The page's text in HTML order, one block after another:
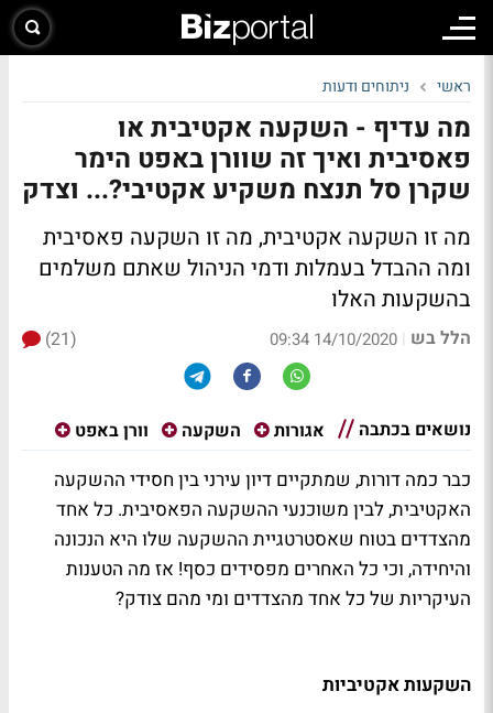
ראשי ניתוחים ודעות
מה עדיף - השקעה אקטיבית או
פאסיבית ואיך זה שוורן באפט הימר
שקרן סל תנצח משקיע אקטיבי?... וצדק
מה זו השקעה אקטיבית, מה זו השקעה פאסיבית
ומה ההבדל בעמלות ודמי הניהול שאתם משלמים
בהשקעות האלו
הלל בש |
14/10/2020 09:34
(21)
נושאים בכתבה אגורות השקעה וורן באפט
כבר כמה דורות, שמתקיים דיון עירני בין חסידי ההשקעה
האקטיבית, לבין משוכנעי ההשקעה הפאסיבית. כל אחד
מהצדדים בטוח שאסטרטגיית ההשקעה שלו היא הנכונה
והיחידה, וכי כל האחרים מפסידים כסף! אז מה הטענות
העיקריות של כל אחד מהצדדים ומי מהם צודק?
השקעות אקטיביות